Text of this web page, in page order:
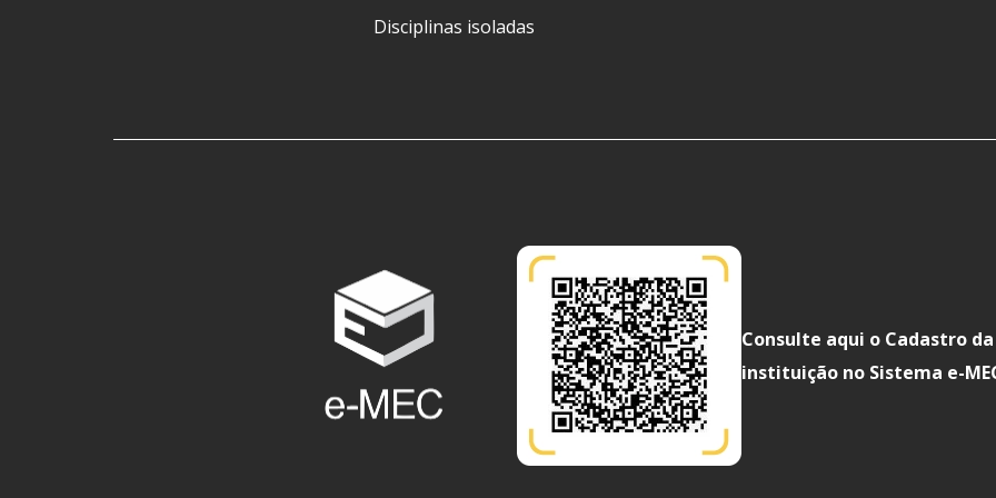
Disciplinas isoladas
Consulte aqui o Cadastro da
instituição no Sistema e-